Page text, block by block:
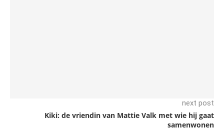
next post
Kiki: de vriendin van Mattie Valk met wie hij gaat
samenwonen